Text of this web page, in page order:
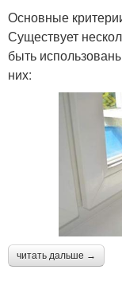
Основные
Существует
быть
них:
читать дальше →